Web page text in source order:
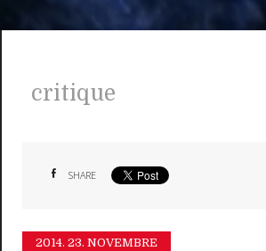
critique
SHARE
2014. 23. NOVEMBRE